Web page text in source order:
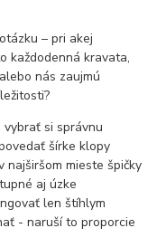
– pri akej
každodenná kravata,
nás zaujmú
vybrať si správnu
šírke klopy
najširšom mieste špičky
aj úzke
len štíhlym
- naruší to proporcie